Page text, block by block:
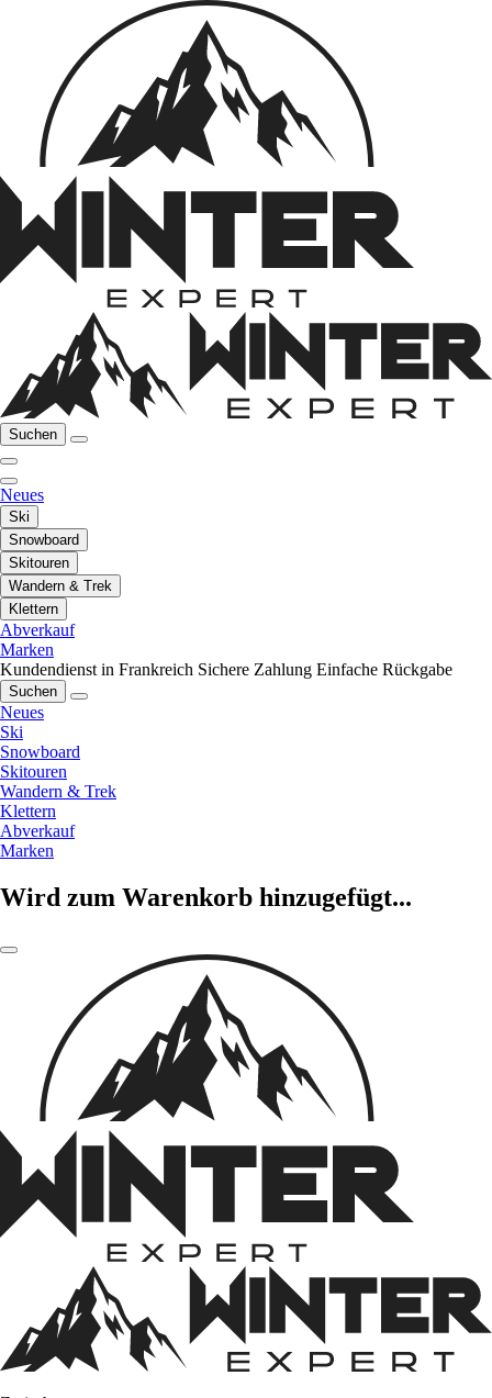
Suchen
Neues
Ski
Snowboard
Skitouren
Wandern & Trek
Klettern
Abverkauf
Marken
Kundendienst in Frankreich Sichere Zahlung Einfache Rückgabe
Suchen
Neues
Ski
Snowboard
Skitouren
Wandern & Trek
Klettern
Abverkauf
Marken
Wird zum Warenkorb hinzugefügt...